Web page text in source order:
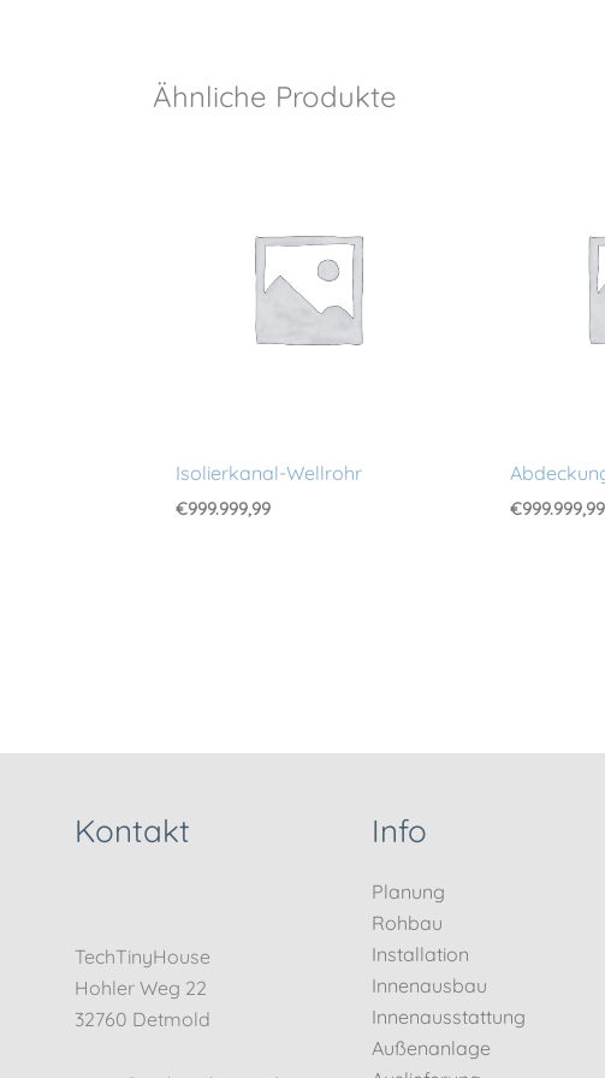
Ähnliche Produkte
Isolierkanal-Wellrohr
€999.999,99 €999.999,99
Kontakt
TechTinyHouse
Hohler Weg 22
32760 Detmold
Info
Planung
Rohbau
Installation
Innenausbau
Innenausstattung
Außenanlage